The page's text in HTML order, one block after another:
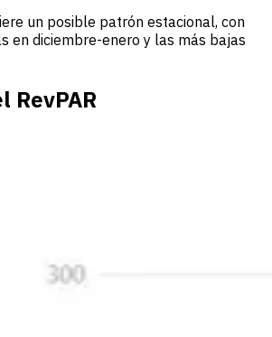
un posible patrón estacional, con
en diciembre-enero y las más bajas
RevPAR